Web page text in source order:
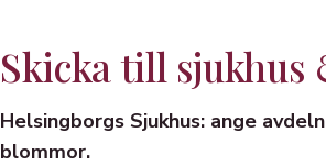
Skicka till sjukhus
Helsingborgs Sjukhus: ange
blommor.